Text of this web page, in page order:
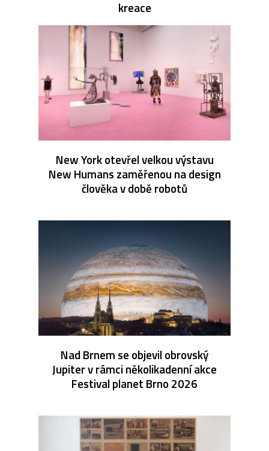
kreace
New York otevřel velkou výstavu
New Humans zaměřenou na design
člověka v době robotů
Nad Brnem se objevil obrovský
Jupiter v rámci několikadenní akce
Festival planet Brno 2026